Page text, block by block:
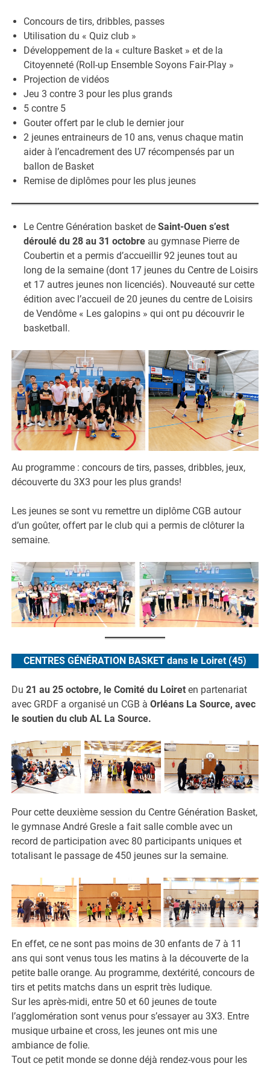
Concours de tirs, dribbles, passes
Utilisation du « Quiz club »
Développement de la « culture Basket » et de la
Citoyenneté (Roll-up Ensemble Soyons Fair-Play »
Projection de vidéos
Jeu 3 contre 3 pour les plus grands
5 contre 5
Gouter offert par le club le dernier jour
2 jeunes entraineurs de 10 ans, venus chaque matin
aider à l’encadrement des U7 récompensés par un
ballon de Basket
Remise de diplômes pour les plus jeunes
Le Centre Génération basket de Saint-Ouen s’est
déroulé du 28 au 31 octobre au gymnase Pierre de
Coubertin et a permis d’accueillir 92 jeunes tout au
long de la semaine (dont 17 jeunes du Centre de Loisirs
et 17 autres jeunes non licenciés). Nouveauté sur cette
édition avec l’accueil de 20 jeunes du centre de Loisirs
de Vendôme « Les galopins » qui ont pu découvrir le
basketball.
Au programme : concours de tirs, passes, dribbles, jeux,
découverte du 3X3 pour les plus grands!
Les jeunes se sont vu remettre un diplôme CGB autour
d’un goûter, offert par le club qui a permis de clôturer la
semaine.
CENTRES GÉNÉRATION BASKET dans le Loiret (45)
Du21 au 25 octobre, le Comité du Loiret en partenariat
avec GRDF a organisé un CGB àOrléans La Source, avec
le soutien du club AL La Source.
Pour cette deuxième session du Centre Génération Basket,
le gymnase André Gresle a fait salle comble avec un
record de participation avec 80 participants uniques et
totalisant le passage de 450 jeunes sur la semaine.
En effet, ce ne sont pas moins de 30 enfants de 7 à 11
ans qui sont venus tous les matins à la découverte de la
petite balle orange. Au programme, dextérité, concours de
tirs et petits matchs dans un esprit très ludique.
Sur les après-midi, entre 50 et 60 jeunes de toute
l’agglomération sont venus pour s’essayer au 3X3. Entre
musique urbaine et cross, les jeunes ont mis une
ambiance de folie.
Tout ce petit monde se donne déjà rendez-vous pour les